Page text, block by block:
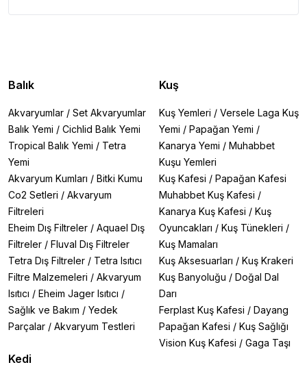
Balık
Akvaryumlar / Set Akvaryumlar
Balık Yemi / Cichlid Balık Yemi
Tropical Balık Yemi / Tetra
Yemi
Akvaryum Kumları / Bitki Kumu
Co2 Setleri / Akvaryum
Filtreleri
Eheim Dış Filtreler / Aquael Dış
Filtreler / Fluval Dış Filtreler
Tetra Dış Filtreler / Tetra Isıtıcı
Filtre Malzemeleri / Akvaryum
Isıtıcı / Eheim Jager Isıtıcı /
Sağlık ve Bakım / Yedek
Parçalar / Akvaryum Testleri
Kedi
Kuş
Kuş Yemleri / Versele Laga Kuş
Yemi / Papağan Yemi /
Kanarya Yemi / Muhabbet
Kuşu Yemleri
Kuş Kafesi / Papağan Kafesi
Muhabbet Kuş Kafesi /
Kanarya Kuş Kafesi / Kuş
Oyuncakları / Kuş Tünekleri /
Kuş Mamaları
Kuş Aksesuarları / Kuş Krakeri
Kuş Banyoluğu / Doğal Dal
Darı
Ferplast Kuş Kafesi / Dayang
Papağan Kafesi / Kuş Sağlığı
Vision Kuş Kafesi / Gaga Taşı